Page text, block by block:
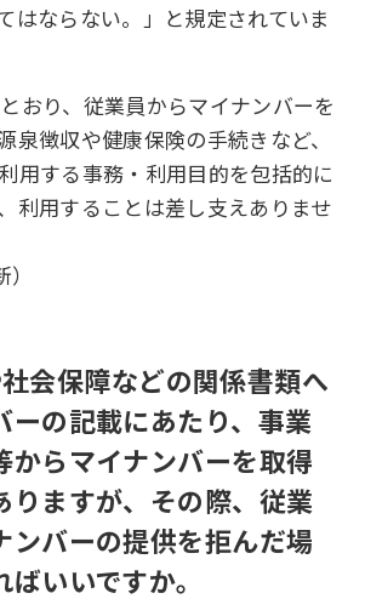
はならない。」と規定されていま
おり、従業員からマイナンバーを
泉徴収や健康保険の手続きなど、
用する事務・利用目的を包括的に
利用することは差し支えありませ
会保障などの関係書類へ
ーの記載にあたり、事業
からマイナンバーを取得
りますが、その際、従業
ンバーの提供を拒んだ場
いいですか。